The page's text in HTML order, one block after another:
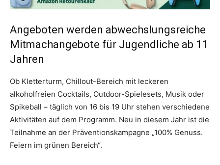
Angeboten werden abwechslungsreiche
Mitmachangebote für Jugendliche ab 11
Jahren
Ob Kletterturm, Chillout-Bereich mit leckeren
alkoholfreien Cocktails, Outdoor-Spielesets, Musik oder
Spikeball – täglich von 16 bis 19 Uhr stehen verschiedene
Aktivitäten auf dem Programm. Neu in diesem Jahr ist die
Teilnahme an der Präventionskampagne „100% Genuss.
Feiern im grünen Bereich“.